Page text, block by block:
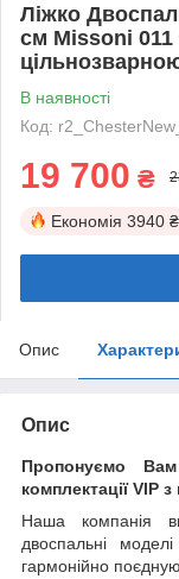
Ліжко
см Missoni
В наявності
Код:
19 700 ₴
Економія 3940 ₴
Опис
Опис
Пропонуємо
комплектації VIP з
Наша компанія
двоспальні
гармонійно